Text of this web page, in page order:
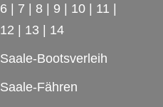
6 | 7 | 8 | 9 | 10 | 11 |
12 | 13 | 14
Saale-Bootsverleih
Saale-Fähren